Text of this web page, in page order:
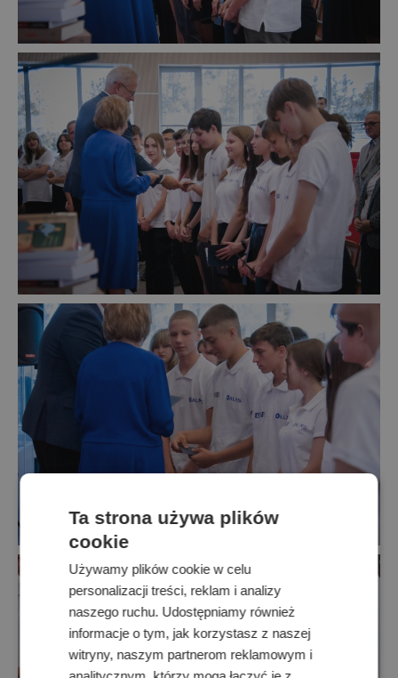
Ta strona używa plików
cookie
Używamy plików cookie w celu
personalizacji treści, reklam i analizy
naszego ruchu. Udostępniamy również
informacje o tym, jak korzystasz z naszej
witryny, naszym partnerom reklamowym i